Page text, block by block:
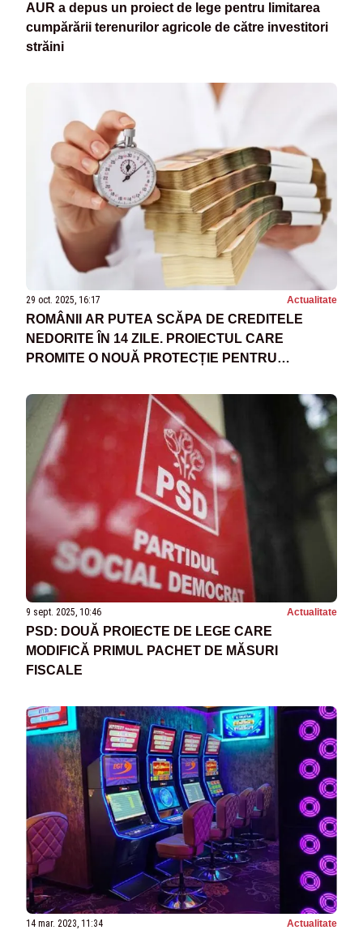
AUR a depus un proiect de lege pentru limitarea
cumpărării terenurilor agricole de către investitori
străini
29 oct. 2025, 16:17 Actualitate
ROMÂNII AR PUTEA SCĂPA DE CREDITELE
NEDORITE ÎN 14 ZILE. PROIECTUL CARE
PROMITE O NOUĂ PROTECȚIE PENTRU
9 sept. 2025, 10:46 Actualitate
PSD: DOUĂ PROIECTE DE LEGE CARE
MODIFICĂ PRIMUL PACHET DE MĂSURI
FISCALE
14 mar. 2023, 11:34 Actualitate